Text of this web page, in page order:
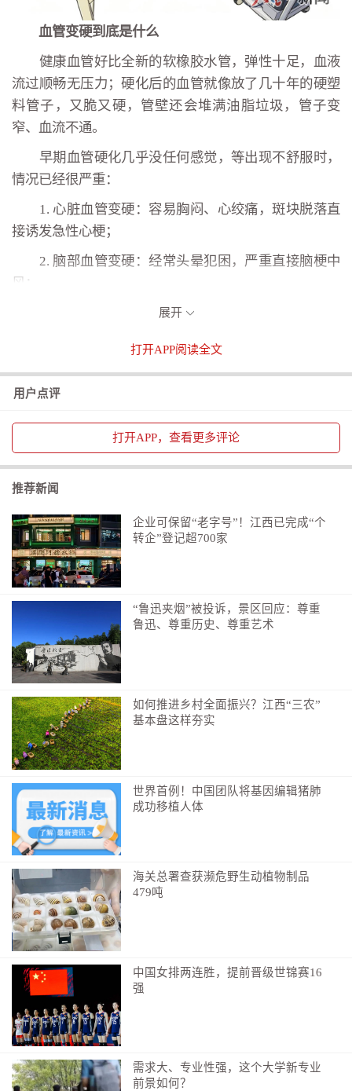
血管变硬到底是什么
健康血管好比全新的软橡胶水管，弹性十足，血液
流过顺畅无压力；硬化后的血管就像放了几十年的硬塑
料管子，又脆又硬，管壁还会堆满油脂垃圾，管子变
窄、血流不通。
早期血管硬化几乎没任何感觉，等出现不舒服时，
情况已经很严重：
1. 心脏血管变硬：容易胸闷、心绞痛，斑块脱落直
接诱发急性心梗；
2. 脑部血管变硬：经常头晕犯困，严重直接脑梗中
风；
3. 肾脏血管变硬：血压越来越难控制，慢慢损伤肾
痛，严重会溃烂；
救不及时会危及生命
5分钟躺平测血管
不用输液、不用造影，只需要平躺，手脚绑上普通
测血压的袖带，机器自动检测两个关键数据：
1. 脉搏波传导速度（baPWV）
专门看血管软硬度，血管越硬，血液冲击血管的速
度越快，数值越高，代表血管老化越严重，中风、心脏
病风险更大。
2. 踝臂指数（ABI）
同时测手臂和脚踝的血压，对比就能看出腿上血管
有没有变窄堵塞，手脚冰凉、走路腿疼的人一定要查。
全程安安静静休息5分钟，做完立刻就能拿到完整的
血管健康报告单。
这几类人，每年都要查一次血管
只要符合下面任意一条，建议定期筛查；40岁以上
普通人，体检也需加上这项检查：
有高血压，尤其是高压高、高低压差值大的人
血脂高、胆固醇超标、爱吃肥肉重油饮食
确诊糖尿病的人群
身材偏胖、天天坐着不动、很少锻炼
家里长辈得过脑梗、心梗
经常莫名头晕、偶尔胸闷心慌
手脚常年冰凉，走路小腿酸痛无力
展开
打开APP阅读全文
用户点评
打开APP，查看更多评论
推荐新闻
企业可保留“老字号”！江西已完成“个
转企”登记超700家
“鲁迅夹烟”被投诉，景区回应：尊重
鲁迅、尊重历史、尊重艺术
如何推进乡村全面振兴？江西“三农”
基本盘这样夯实
世界首例！中国团队将基因编辑猪肺
成功移植人体
海关总署查获濒危野生动植物制品
479吨
中国女排两连胜，提前晋级世锦赛16
强
需求大、专业性强，这个大学新专业
前景如何？